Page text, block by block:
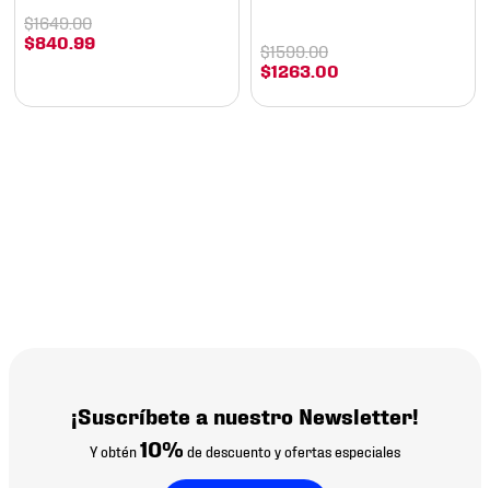
$840.99
$1649.00
$1263.00
$1599.00
¡Suscríbete a nuestro Newsletter!
Y obtén10% de descuento y ofertas especiales